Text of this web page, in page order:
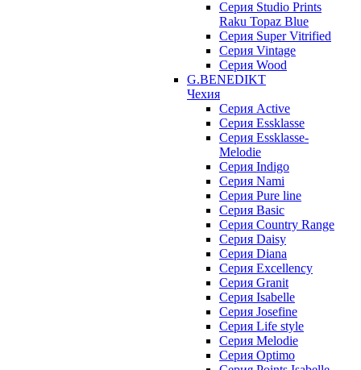
Серия Studio Prints
Raku Topaz Blue
Серия Super Vitrified
Серия Vintage
Серия Wood
G.BENEDIKT
Чехия
Cерия Active
Cерия Essklasse
Cерия Essklasse-
Melodie
Cерия Indigo
Cерия Nami
Cерия Pure line
Серия Basic
Серия Country Range
Серия Daisy
Серия Diana
Серия Excellency
Серия Granit
Серия Isabelle
Серия Josefine
Серия Life style
Серия Melodie
Серия Optimo